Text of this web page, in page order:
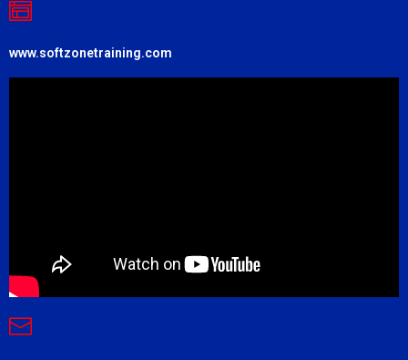
www.softzonetraining.com